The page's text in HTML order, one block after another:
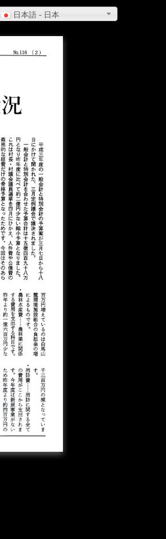
日本語 - 日本